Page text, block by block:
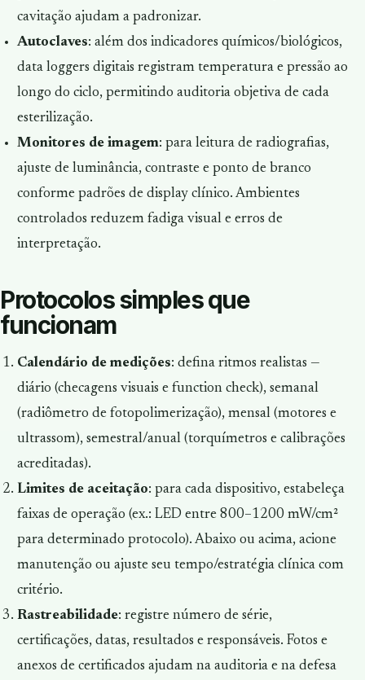
cavitação ajudam a padronizar.
Autoclaves: além dos indicadores químicos/biológicos,
data loggers digitais registram temperatura e pressão ao
longo do ciclo, permitindo auditoria objetiva de cada
esterilização.
Monitores de imagem: para leitura de radiografias,
ajuste de luminância, contraste e ponto de branco
conforme padrões de displayclínico. Ambientes
controlados reduzem fadiga visual e erros de
interpretação.
Protocolos simples que
funcionam
Calendário de medições: defina ritmos realistas —
diário (checagens visuais e function check), semanal
(radiômetro de fotopolimerização), mensal (motores e
ultrassom), semestral/anual (torquímetros e calibrações
acreditadas).
Limites de aceitação: para cada dispositivo, estabeleça
faixas de operação (ex.: LED entre 800–1200 mW/cm²
para determinado protocolo). Abaixo ou acima, acione
manutenção ou ajuste seu tempo/estratégia clínica com
critério.
Rastreabilidade: registre número de série,
certificações, datas, resultados e responsáveis. Fotos e
anexos de certificados ajudam na auditoria e na defesa